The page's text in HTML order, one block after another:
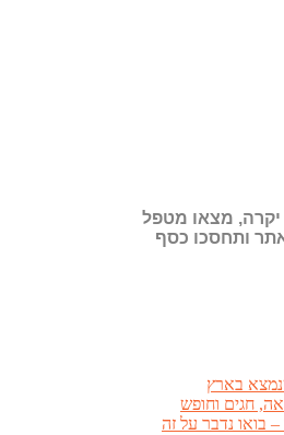
מצאו מטפל
ותחסכו כסף
בארץ
חגים וחופש
בואו נדבר על זה